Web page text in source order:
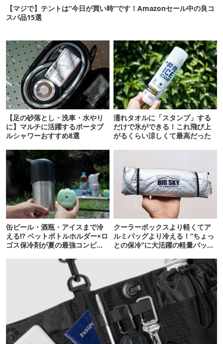
【マジで】テントは“今日が買い時”です！Amazonセール中の良コ
スパ品15選
【足の砂落とし・洗車・水やり
に】マルチに活躍するポータブ
ルシャワーおすすめ8選
濡れタオルに「スタンプ」する
だけで氷ができる！これ飛び上
がるくらい涼しくて最高だった
缶ビール・酒瓶・アイスまで冷
える!? ペットボトルホルダー×ロ
ゴス保冷剤が夏の最強コンビだ
クーラーボックスより軽くてア
ルミバッグより冷える！“ちょっ
との保冷”に大活躍の軽量バッグ